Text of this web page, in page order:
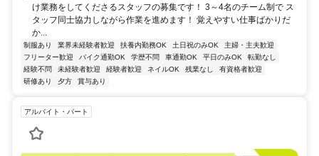
け業務をしてくださるスタッフの募集です！ 3～4名のチーム制で ス
タッフ同士協力しながら作業を進めます！ 覚えやすい仕事ばかりだ
か...
制服あり 業界未経験者歓迎 扶養内勤務OK 土日祝のみOK
主婦・主夫歓迎
フリーター歓迎
バイク通勤OK 学歴不問 車通勤OK 平日のみOK
転勤なし
経験不問
未経験者歓迎 経験者歓迎 ネイルOK 残業なし
有資格者歓迎
研修あり
夕方 賞与あり
アルバイト・パート